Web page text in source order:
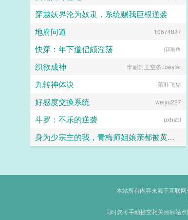
穿越妖界沦为奴隶，系统赐我巨根逆袭
lzymyyear
地府问道 10674887
快穿：年下道侣颇淫荡 伊唔鱼
织欲成神 牢耐封王空条Joestar
九转神体诀 落叶飞猪
好感度交换系统 weiyu227
斗罗：不乐的逆袭 pxhsbl
身为少宗主的我，青梅师姐娘亲都被黄毛牛走了
本站所有内容来源于互联
同时您可手动提交相关目标站